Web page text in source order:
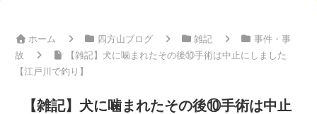
ホーム 四方山ブログ 雑記
事件・事
故
【雑記】犬に噛まれたその後⑩手術は中止にしました
【江戸川で釣り】
【雑記】犬に噛まれたその後⑩手術は中止